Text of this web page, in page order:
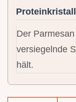
Der
versiegelnde
hält.